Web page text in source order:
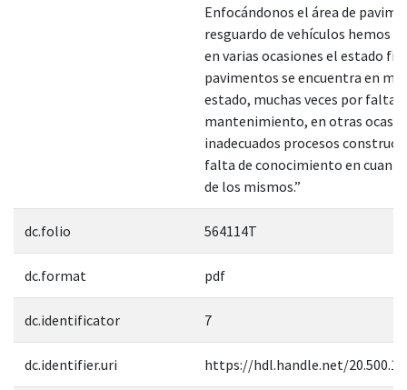
Enfocándonos el área de
resguardo de vehículos hemos
en varias ocasiones el estado
pavimentos se encuentra en
estado, muchas veces por falta
mantenimiento, en otras
inadecuados procesos
falta de conocimiento en
de los mismos.”
dc.folio 564114T
dc.format pdf
dc.identificator 7
dc.identifier.uri https://hdl.handle.net/